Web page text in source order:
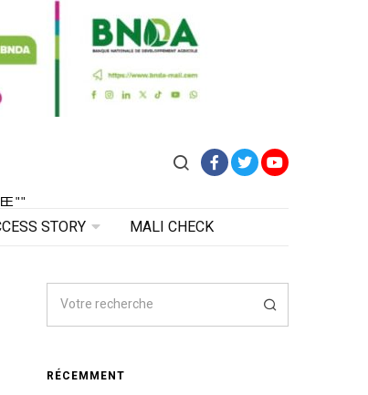
STORY MALI CHECK
RÉCEMMENT